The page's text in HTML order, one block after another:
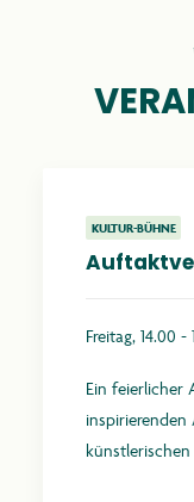
KULTUR-BÜHNE
Freitag, 14.00 -
Ein feierlicher
inspirierenden